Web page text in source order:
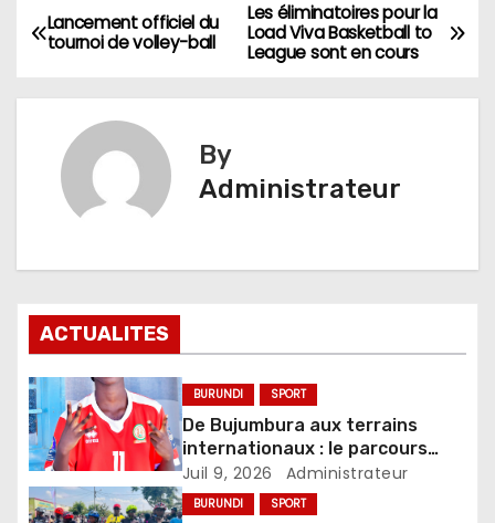
Navigation
l’article
Les éliminatoires pour la
Load Viva Basketball to
League sont en cours
Lancement officiel du
tournoi de volley-ball
By
Administrateur
ACTUALITES
BURUNDI SPORT
De Bujumbura aux terrains
internationaux : le parcours
inspirant de la jeune
footballeuse Niyomwungere
Juil 9, 2026 Administrateur
BURUNDI SPORT